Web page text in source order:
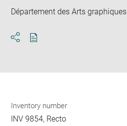
Département des Arts graphiques
Inventory number
INV 9854, Recto